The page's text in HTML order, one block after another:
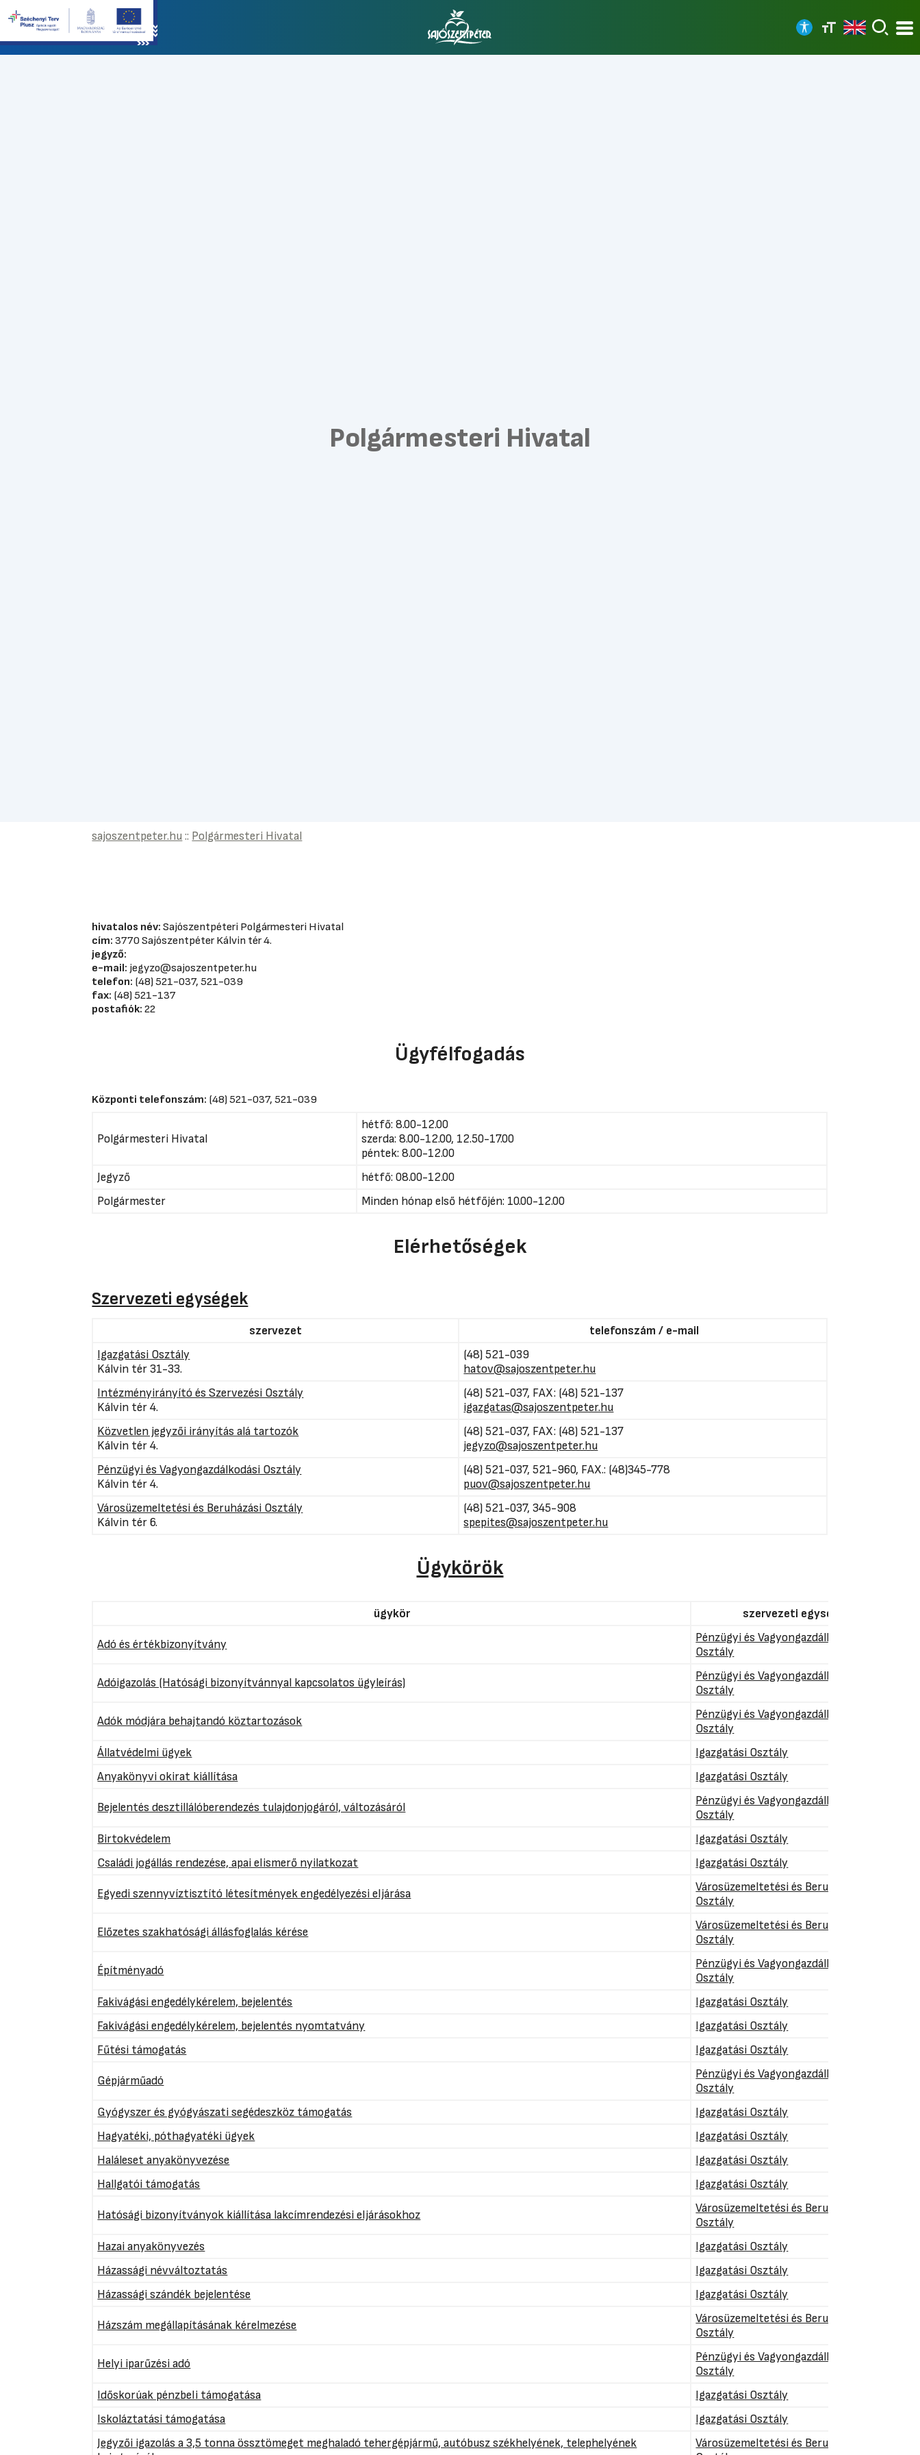
Polgármesteri Hivatal
sajoszentpeter.hu:: Polgármesteri Hivatal
hivatalos név: Sajószentpéteri Polgármesteri Hivatal
cím: 3770 Sajószentpéter Kálvin tér 4.
jegyző:
e-mail: jegyzo@sajoszentpeter.hu
telefon: (48) 521-037, 521-039
fax: (48) 521-137
postafiók: 22
Ügyfélfogadás
Központi telefonszám: (48) 521-037, 521-039
Polgármesteri Hivatal
hétfő: 8.00-12.00
szerda: 8.00-12.00, 12.50-17.00
péntek: 8.00-12.00
Jegyző
hétfő: 08.00-12.00
Polgármester
Minden hónap első hétfőjén: 10.00-12.00
Elérhetőségek
Szervezeti egységek
szervezet
telefonszám / e-mail
Igazgatási Osztály
Kálvin tér 31-33.
(48) 521-039
hatov@sajoszentpeter.hu
Intézményirányító és Szervezési Osztály
Kálvin tér 4.
(48) 521-037, FAX: (48) 521-137
igazgatas@sajoszentpeter.hu
Közvetlen jegyzői irányítás alá tartozók
Kálvin tér 4.
(48) 521-037, FAX: (48) 521-137
jegyzo@sajoszentpeter.hu
Pénzügyi és Vagyongazdálkodási Osztály
Kálvin tér 4.
(48) 521-037, 521-960, FAX.: (48)345-778
puov@sajoszentpeter.hu
Városüzemeltetési és Beruházási Osztály
Kálvin tér 6.
(48) 521-037, 345-908
spepites@sajoszentpeter.hu
Ügykörök
ügykör szervezeti egység
Adó és értékbizonyítvány
Pénzügyi és Vagyongazdálkodási
Osztály
Adóigazolás (Hatósági bizonyítvánnyal kapcsolatos ügyleírás)
Pénzügyi és Vagyongazdálkodási
Osztály
Adók módjára behajtandó köztartozások
Pénzügyi és Vagyongazdálkodási
Osztály
Állatvédelmi ügyek
Igazgatási Osztály
Anyakönyvi okirat kiállítása
Igazgatási Osztály
Bejelentés desztillálóberendezés tulajdonjogáról, változásáról
Pénzügyi és Vagyongazdálkodási
Osztály
Birtokvédelem
Igazgatási Osztály
Családi jogállás rendezése, apai elismerő nyilatkozat
Igazgatási Osztály
Egyedi szennyvíztisztító létesítmények engedélyezési eljárása
Városüzemeltetési és Beruházási
Osztály
Előzetes szakhatósági állásfoglalás kérése
Városüzemeltetési és Beruházási
Osztály
Építményadó
Pénzügyi és Vagyongazdálkodási
Osztály
Fakivágási engedélykérelem, bejelentés
Igazgatási Osztály
Fakivágási engedélykérelem, bejelentés nyomtatvány
Igazgatási Osztály
Fűtési támogatás
Igazgatási Osztály
Gépjárműadó
Pénzügyi és Vagyongazdálkodási
Osztály
Gyógyszer és gyógyászati segédeszköz támogatás
Igazgatási Osztály
Hagyatéki, póthagyatéki ügyek
Igazgatási Osztály
Haláleset anyakönyvezése
Igazgatási Osztály
Hallgatói támogatás
Igazgatási Osztály
Hatósági bizonyítványok kiállítása lakcímrendezési eljárásokhoz
Városüzemeltetési és Beruházási
Osztály
Hazai anyakönyvezés
Igazgatási Osztály
Házassági névváltoztatás
Igazgatási Osztály
Házassági szándék bejelentése
Igazgatási Osztály
Házszám megállapításának kérelmezése
Városüzemeltetési és Beruházási
Osztály
Helyi iparűzési adó
Pénzügyi és Vagyongazdálkodási
Osztály
Időskorúak pénzbeli támogatása
Igazgatási Osztály
Iskoláztatási támogatása
Igazgatási Osztály
Jegyzői igazolás a 3,5 tonna össztömeget meghaladó tehergépjármű, autóbusz székhelyének, telephelyének
Városüzemeltetési és Beruházási